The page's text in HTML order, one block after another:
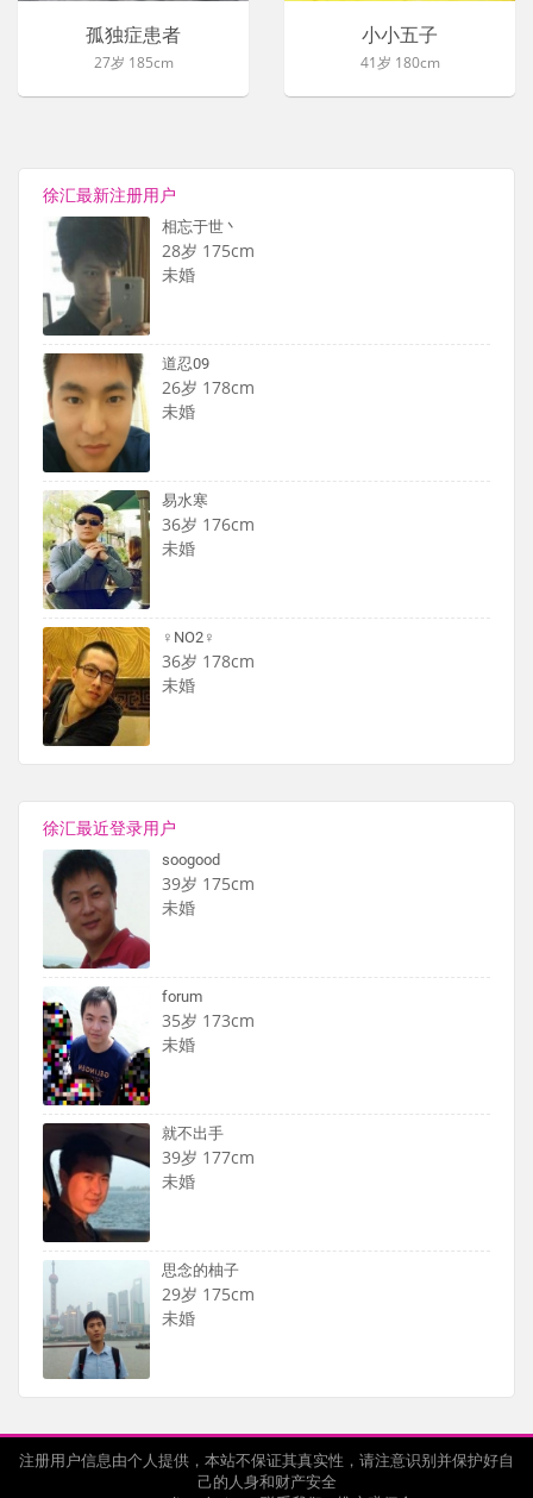
孤独症患者
27岁 185cm
小小五子
41岁 180cm
徐汇最新注册用户
相忘于世丶
28岁 175cm
未婚
道忍09
26岁 178cm
未婚
易水寒
36岁 176cm
未婚
♀NO2♀
36岁 178cm
未婚
徐汇最近登录用户
soogood
39岁 175cm
未婚
forum
35岁 173cm
未婚
就不出手
39岁 177cm
未婚
思念的柚子
29岁 175cm
未婚
注册用户信息由个人提供，本站不保证其真实性，请注意识别并保护好自
己的人身和财产安全